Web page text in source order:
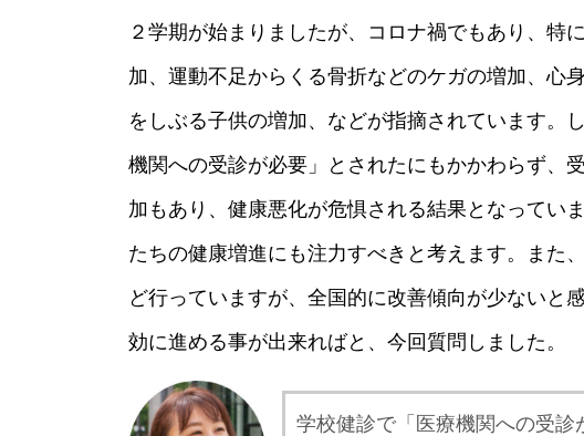
２学期が始まりましたが、コロナ禍でもあり、特
加、運動不足からくる骨折などのケガの増加、心
をしぶる子供の増加、などが指摘されています。
機関への受診が必要」とされたにもかかわらず、
加もあり、健康悪化が危惧される結果となってい
たちの健康増進にも注力すべきと考えます。また
ど行っていますが、全国的に改善傾向が少ないと
効に進める事が出来ればと、今回質問しました。
学校健診で「医療機関への受診